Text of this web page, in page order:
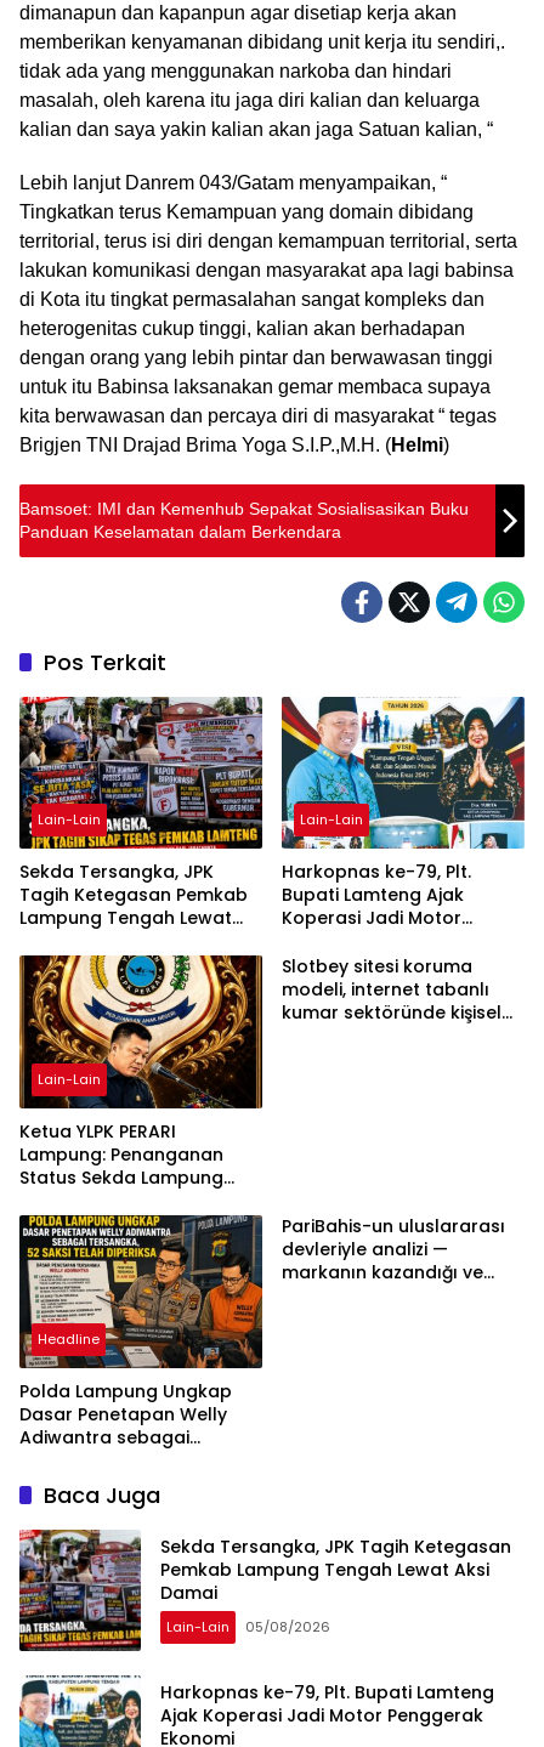
dimanapun dan kapanpun agar disetiap kerja akan
memberikan kenyamanan dibidang unit kerja itu sendiri,.
tidak ada yang menggunakan narkoba dan hindari
masalah, oleh karena itu jaga diri kalian dan keluarga
kalian dan saya yakin kalian akan jaga Satuan kalian, “
Lebih lanjut Danrem 043/Gatam menyampaikan, “
Tingkatkan terus Kemampuan yang domain dibidang
territorial, terus isi diri dengan kemampuan territorial, serta
lakukan komunikasi dengan masyarakat apa lagi babinsa
di Kota itu tingkat permasalahan sangat kompleks dan
heterogenitas cukup tinggi, kalian akan berhadapan
dengan orang yang lebih pintar dan berwawasan tinggi
untuk itu Babinsa laksanakan gemar membaca supaya
kita berwawasan dan percaya diri di masyarakat “ tegas
Brigjen TNI Drajad Brima Yoga S.I.P.,M.H. (Helmi)
Bamsoet: IMI dan Kemenhub Sepakat Sosialisasikan Buku
Panduan Keselamatan dalam Berkendara
Pos Terkait
Lain-Lain
Sekda Tersangka, JPK
Tagih Ketegasan Pemkab
Lampung Tengah Lewat
Lain-Lain
Harkopnas ke-79, Plt.
Bupati Lamteng Ajak
Koperasi Jadi Motor
Lain-Lain
Ketua YLPK PERARI
Lampung: Penanganan
Status Sekda Lampung
Berdasarkan Aturan,
Bukan Tekanan Opini
Slotbey sitesi koruma
modeli, internet tabanlı
kumar sektöründe kişisel
Headline
Polda Lampung Ungkap
Dasar Penetapan Welly
Adiwantra sebagai
Diperiksa
PariBahis-un uluslararası
devleriyle analizi —
markanın kazandığı ve
Baca Juga
Sekda Tersangka, JPK Tagih Ketegasan
Pemkab Lampung Tengah Lewat Aksi
Damai
Lain-Lain 05/08/2026
Harkopnas ke-79, Plt. Bupati Lamteng
Ajak Koperasi Jadi Motor Penggerak
Ekonomi